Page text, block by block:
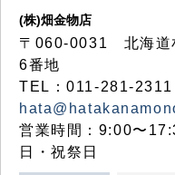
(株)畑金物店
〒060-0031 北海道
6番地
TEL：011-281-
営業時間：9:00〜
日・祝祭日